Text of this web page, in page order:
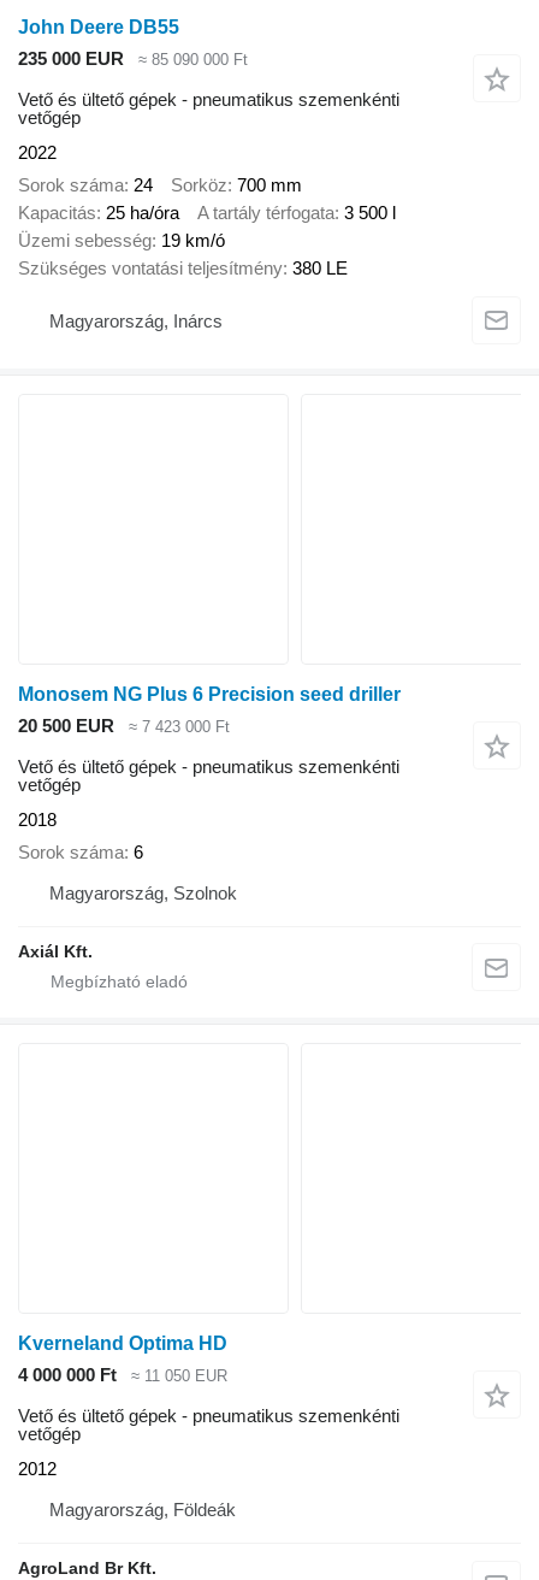
John Deere DB55
235 000 EUR
≈ 85 090 000 Ft
Vető és ültető gépek - pneumatikus szemenkénti
vetőgép
2022
Sorok száma 24 Sorköz 700 mm
Kapacitás 25 ha/óra A tartály térfogata 3 500 l
Üzemi sebesség 19 km/ó
Szükséges vontatási teljesítmény 380 LE
Magyarország, Inárcs
Monosem NG Plus 6 Precision seed driller
20 500 EUR
≈ 7 423 000 Ft
Vető és ültető gépek - pneumatikus szemenkénti
vetőgép
2018
Sorok száma 6
Magyarország, Szolnok
Axiál Kft.
Kverneland Optima HD
4 000 000 Ft
≈ 11 050 EUR
Vető és ültető gépek - pneumatikus szemenkénti
vetőgép
2012
Magyarország, Földeák
AgroLand Br Kft.